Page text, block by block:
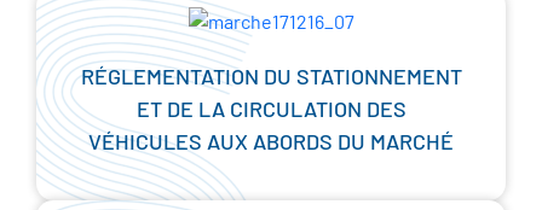
RÉGLEMENTATION DU STATIONNEMENT
ET DE LA CIRCULATION DES
VÉHICULES AUX ABORDS DU MARCHÉ